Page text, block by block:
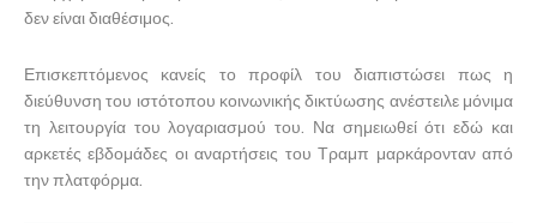
δεν είναι διαθέσιμος.
Επισκεπτόμενος κανείς το προφίλ του διαπιστώσει πως η
διεύθυνση του ιστότοπου κοινωνικής δικτύωσης ανέστειλε μόνιμα
τη λειτουργία του λογαριασμού του. Να σημειωθεί ότι εδώ και
αρκετές εβδομάδες οι αναρτήσεις του Τραμπ μαρκάρονταν από
την πλατφόρμα.